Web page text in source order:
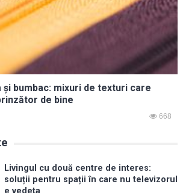
și bumbac: mixuri de texturi care
de bine
668
Livingul cu două centre de interes:
soluții pentru spații în care nu televizorul